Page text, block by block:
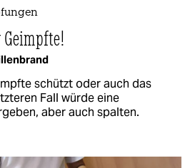
schützt oder auch das
Fall würde eine
aber auch spalten.